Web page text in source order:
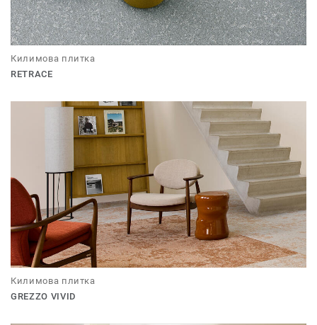
Килимова плитка
RETRACE
Килимова плитка
GREZZO VIVID